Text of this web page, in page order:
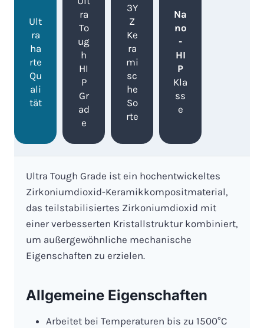
Ult
ra
ha
rte
Qu
ali
tät
ra
To
ug
h
HI
P
Gr
ad
e
3Y
Z
Ke
ra
mi
sc
he
So
rte
Na
no
-
HI
P
Kla
ss
e
Ultra Tough Grade ist ein hochentwickeltes
Zirkoniumdioxid-Keramikkompositmaterial,
das teilstabilisiertes Zirkoniumdioxid mit
einer verbesserten Kristallstruktur kombiniert,
um außergewöhnliche mechanische
Eigenschaften zu erzielen.
Allgemeine Eigenschaften
Arbeitet bei Temperaturen bis zu 1500°C